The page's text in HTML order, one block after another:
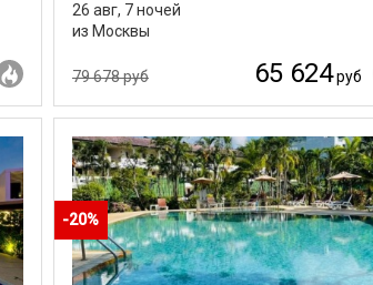
26 авг, 7 ночей
из Москвы
79 678 руб 65 624руб
-20%